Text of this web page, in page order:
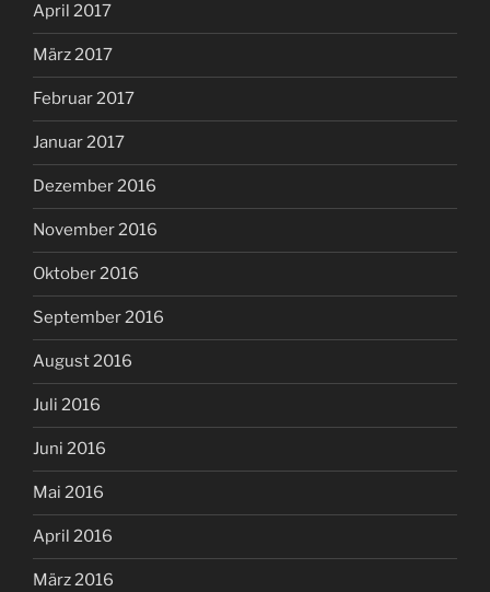
April 2017
März 2017
Februar 2017
Januar 2017
Dezember 2016
November 2016
Oktober 2016
September 2016
August 2016
Juli 2016
Juni 2016
Mai 2016
April 2016
März 2016